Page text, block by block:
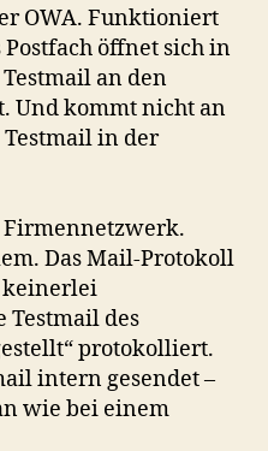
OWA. Funktioniert
Postfach öffnet sich in
an den
Und kommt nicht an
in der
Firmennetzwerk.
Das Mail-Protokoll
keinerlei
Testmail des
protokolliert.
intern gesendet –
wie bei einem